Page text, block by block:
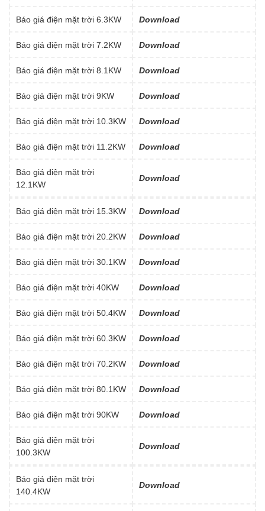
Báo giá điện mặt trời 6.3KW Download
Báo giá điện mặt trời 7.2KW Download
Báo giá điện mặt trời 8.1KW Download
Báo giá điện mặt trời 9KW Download
Báo giá điện mặt trời 10.3KW Download
Báo giá điện mặt trời 11.2KW Download
Báo giá điện mặt trời
12.1KW
Download
Báo giá điện mặt trời 15.3KW Download
Báo giá điện mặt trời 20.2KW Download
Báo giá điện mặt trời 30.1KW Download
Báo giá điện mặt trời 40KW Download
Báo giá điện mặt trời 50.4KW Download
Báo giá điện mặt trời 60.3KW Download
Báo giá điện mặt trời 70.2KW Download
Báo giá điện mặt trời 80.1KW Download
Báo giá điện mặt trời 90KW Download
Báo giá điện mặt trời
100.3KW
Download
Báo giá điện mặt trời
140.4KW
Download